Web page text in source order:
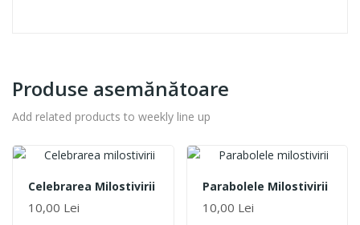
Produse asemănătoare
Add related products to weekly line up
Celebrarea Milostivirii
10,00 Lei
Parabolele Milostivirii
10,00 Lei